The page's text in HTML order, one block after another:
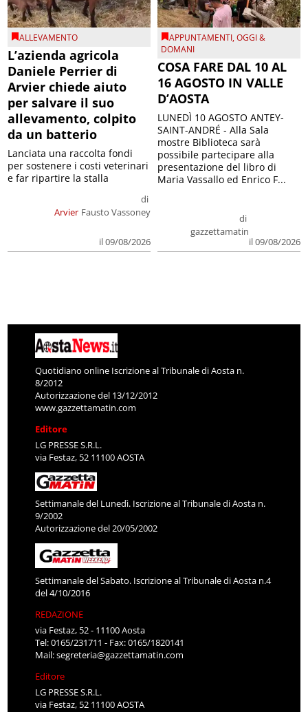
ALLEVAMENTO
L’azienda agricola
Daniele Perrier di
Arvier chiede aiuto
per salvare il suo
allevamento, colpito
da un batterio
Arvier
di
Fausto Vassoney
il 09/08/2026
Lanciata una raccolta fondi
per sostenere i costi veterinari
e far ripartire la stalla
APPUNTAMENTI,OGGI &
DOMANI
COSA FARE DAL 10 AL
16 AGOSTO IN VALLE
D’AOSTA
di
gazzettamatin
il 09/08/2026
LUNEDÌ 10 AGOSTO ANTEY-
SAINT-ANDRÉ - Alla Sala
mostre Biblioteca sarà
possibile partecipare alla
presentazione del libro di
Maria Vassallo ed Enrico F...
Quotidiano online Iscrizione al Tribunale di Aosta n.
8/2012
Autorizzazione del 13/12/2012
www.gazzettamatin.com
Editore
LG PRESSE S.R.L.
via Festaz, 52 11100 AOSTA
Settimanale del Lunedì. Iscrizione al Tribunale di Aosta n.
9/2002
Autorizzazione del 20/05/2002
Settimanale del Sabato. Iscrizione al Tribunale di Aosta n.4
del 4/10/2016
REDAZIONE
via Festaz, 52 - 11100 Aosta
Tel: 0165/231711 - Fax: 0165/1820141
Mail:segreteria@gazzettamatin.com
Editore
LG PRESSE S.R.L.
via Festaz, 52 11100 AOSTA